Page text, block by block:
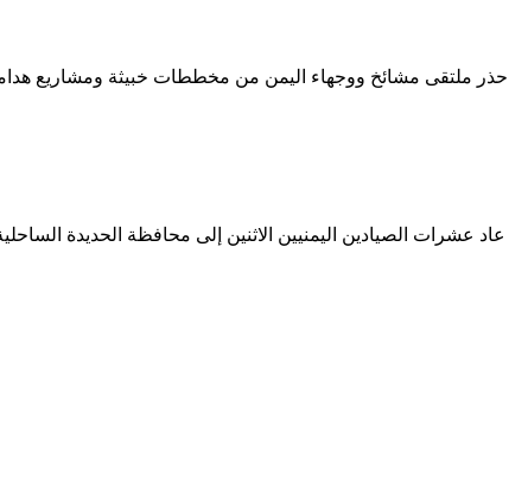
حذر ملتقى مشائخ ووجهاء اليمن من مخططات خبيثة ومشاريع هدامة